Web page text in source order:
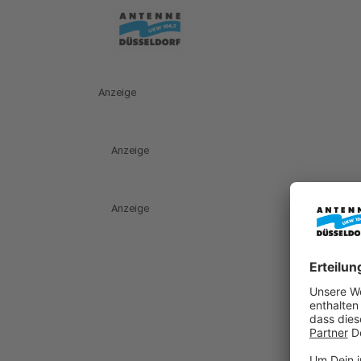
Anzeige
Anzeige
Anzeige